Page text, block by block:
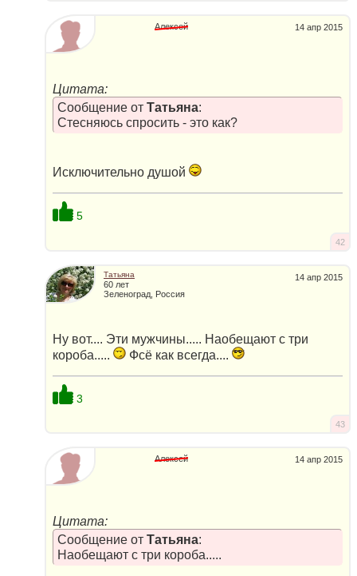
14 апр 2015
Алексей
Цитата:
Сообщение от Татьяна:
Стесняюсь спросить - это как?
Исключительно душой
5
42
14 апр 2015
Татьяна
60 лет
Зеленоград, Россия
Ну вот.... Эти мужчины..... Наобещают с три
короба.....
Фсё как всегда....
3
43
14 апр 2015
Алексей
Цитата:
Сообщение от Татьяна:
Наобещают с три короба.....